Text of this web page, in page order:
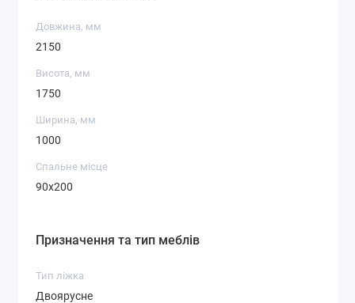
Довжина, мм
2150
Висота, мм
1750
Ширина, мм
1000
Спальне місце
90x200
Призначення та тип меблів
Тип ліжка
Двоярусне